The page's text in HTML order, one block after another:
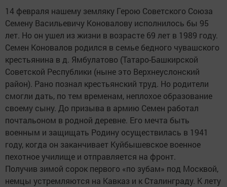
14 февраля нашему земляку Герою Советского Союза
Семену Васильевичу Коновалову исполнилось бы 95
лет. Но он ушел из жизни в возрасте 69 лет в 1989 году.
Семен Коновалов родился в семье бедного чувашского
крестьянина в д. Ямбулатово (Татаро-Башкирской
Советской Республики (ныне это Верхнеуслонский
район). Рано познал крестьянский труд. Но родители
смогли дать, по тем временам, неплохое образование
своему сыну. До призыва в армию Семен работал
почтальоном в родной деревне. Его мечта быть
военным и защищать Родину осуществилась в 1941
году, когда он заканчивает Куйбышевское военное
пехотное училище и отправляется на фронт.
Получив зимой сорок первого «по зубам» под Москвой,
немцы устремляются на Кавказ и к Сталинграду. К лету